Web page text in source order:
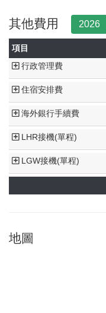
其他費用 2026
項目
行政管理費
住宿安排費
海外銀行手續費
LHR接機(單程)
LGW接機(單程)
地圖